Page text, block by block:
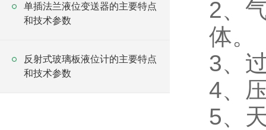
单插法兰液位变送器的主要特点
和技术参数
反射式玻璃板液位计的主要特点
和技术参数
2、
体。
3、
4、
5、